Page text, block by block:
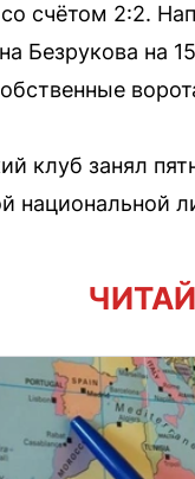
счётом 2:2.
Безрукова на
клуб занял
национальной